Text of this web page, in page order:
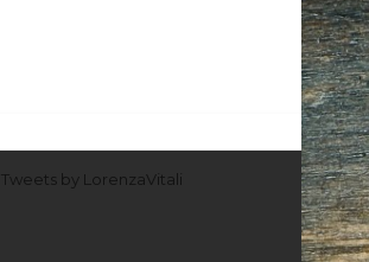
Tweets by LorenzaVitali